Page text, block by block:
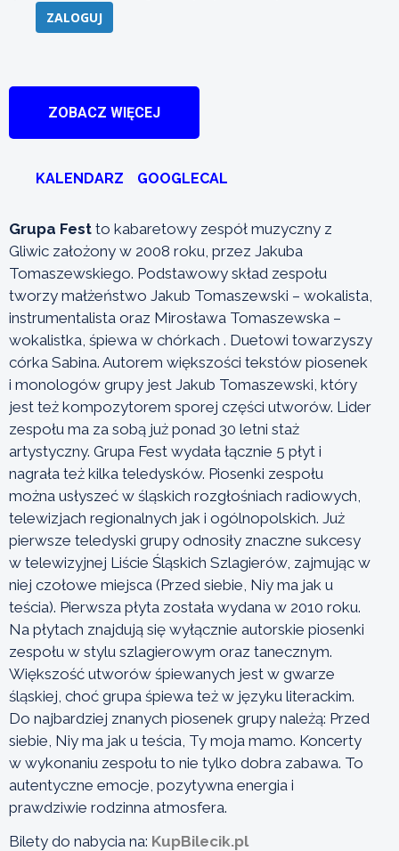
ZALOGUJ
ZOBACZ WIĘCEJ
KALENDARZ GOOGLECAL
Grupa Fest to kabaretowy zespół muzyczny z
Gliwic założony w 2008 roku, przez Jakuba
Tomaszewskiego. Podstawowy skład zespołu
tworzy małżeństwo Jakub Tomaszewski – wokalista,
instrumentalista oraz Mirosława Tomaszewska –
wokalistka, śpiewa w chórkach . Duetowi towarzyszy
córka Sabina. Autorem większości tekstów piosenek
i monologów grupy jest Jakub Tomaszewski, który
jest też kompozytorem sporej części utworów. Lider
zespołu ma za sobą już ponad 30 letni staż
artystyczny. Grupa Fest wydała łącznie 5 płyt i
nagrała też kilka teledysków. Piosenki zespołu
można usłyszeć w śląskich rozgłośniach radiowych,
telewizjach regionalnych jak i ogólnopolskich. Już
pierwsze teledyski grupy odnosiły znaczne sukcesy
w telewizyjnej Liście Śląskich Szlagierów, zajmując w
niej czołowe miejsca (Przed siebie, Niy ma jak u
teścia). Pierwsza płyta została wydana w 2010 roku.
Na płytach znajdują się wyłącznie autorskie piosenki
zespołu w stylu szlagierowym oraz tanecznym.
Większość utworów śpiewanych jest w gwarze
śląskiej, choć grupa śpiewa też w języku literackim.
Do najbardziej znanych piosenek grupy należą: Przed
siebie, Niy ma jak u teścia, Ty moja mamo. Koncerty
w wykonaniu zespołu to nie tylko dobra zabawa. To
autentyczne emocje, pozytywna energia i
prawdziwie rodzinna atmosfera.
Bilety do nabycia na: KupBilecik.pl